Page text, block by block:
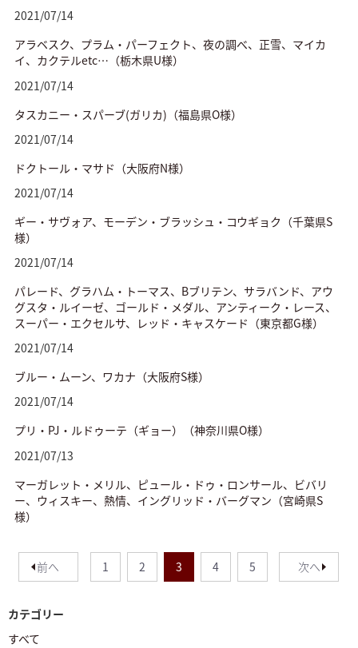
2021/07/14
アラベスク、プラム・パーフェクト、夜の調べ、正雪、マイカ
イ、カクテルetc…（栃木県U様）
2021/07/14
タスカニー・スパーブ(ガリカ)（福島県O様）
2021/07/14
ドクトール・マサド（大阪府N様）
2021/07/14
ギー・サヴォア、モーデン・ブラッシュ・コウギョク（千葉県S
様）
2021/07/14
パレード、グラハム・トーマス、Bブリテン、サラバンド、アウ
グスタ・ルイーゼ、ゴールド・メダル、アンティーク・レース、
スーパー・エクセルサ、レッド・キャスケード（東京都G様）
2021/07/14
ブルー・ムーン、ワカナ（大阪府S様）
2021/07/14
プリ・PJ・ルドゥーテ（ギョー）（神奈川県O様）
2021/07/13
マーガレット・メリル、ピュール・ドゥ・ロンサール、ビバリ
ー、ウィスキー、熱情、イングリッド・バーグマン（宮崎県S
様）
前へ 1 2 3 4 5 次へ
カテゴリー
すべて